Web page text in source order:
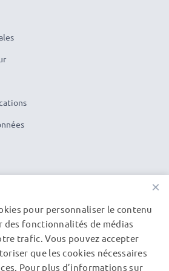
détails photo brillants avec ce
baïonnette Pare-soleil de
maintenant pour une
DE LIVRAISON
×
pour personnaliser le contenu
fonctionnalités de médias
trafic. Vous pouvez accepter
que les cookies nécessaires
Pour plus d’informations sur